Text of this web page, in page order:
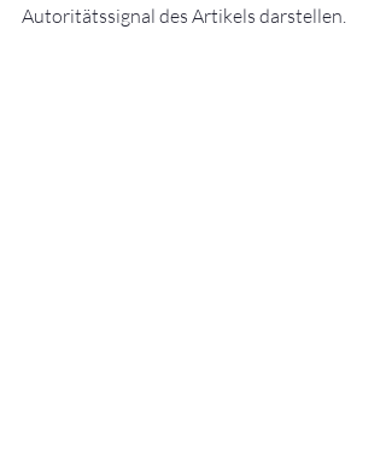
Autoritätssignal des Artikels darstellen.